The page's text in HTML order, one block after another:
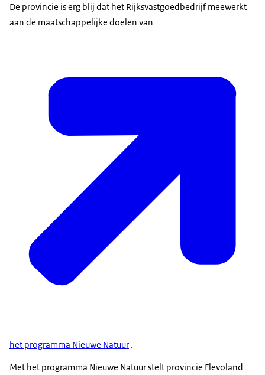
De provincie is erg blij dat het Rijksvastgoedbedrijf meewerkt
aan de maatschappelijke doelen van
het programma Nieuwe Natuur .
Met het programma Nieuwe Natuur stelt provincie Flevoland